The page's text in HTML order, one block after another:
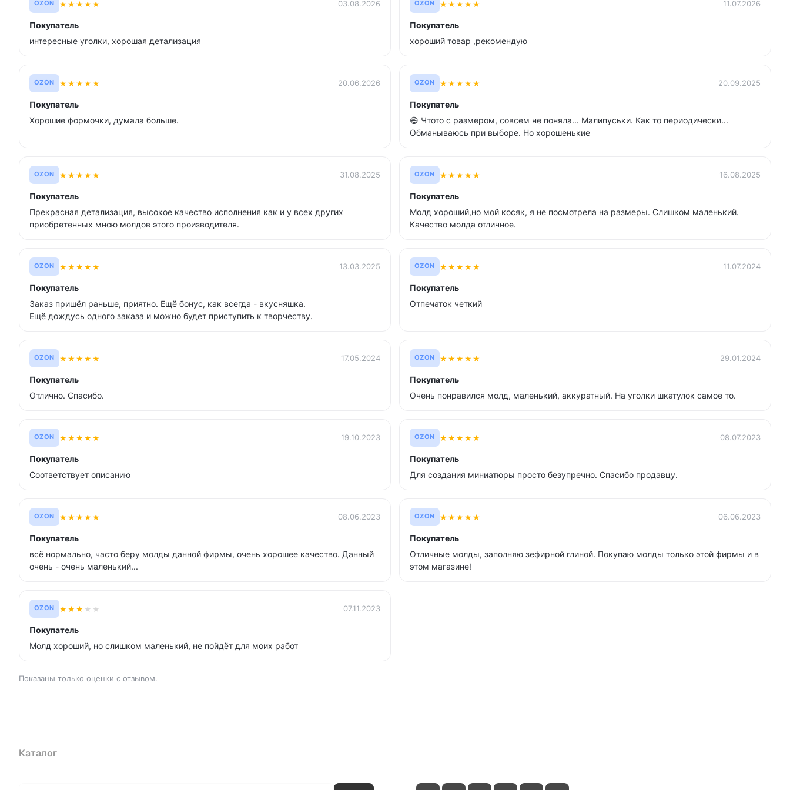
OZON ★★★★★ 03.08.2026
Покупатель
интересные уголки, хорошая детализация
OZON ★★★★★ 11.07.2026
Покупатель
хороший товар ,рекомендую
OZON ★★★★★ 20.06.2026
Покупатель
Хорошие формочки, думала больше.
OZON ★★★★★ 20.09.2025
Покупатель
😄 Чтото с размером, совсем не поняла... Малипуськи. Как то периодически...
Обманываюсь при выборе. Но хорошенькие
OZON ★★★★★ 31.08.2025
Покупатель
Прекрасная детализация, высокое качество исполнения как и у всех других
приобретенных мною молдов этого производителя.
OZON ★★★★★ 16.08.2025
Покупатель
Молд хороший,но мой косяк, я не посмотрела на размеры. Слишком маленький.
Качество молда отличное.
OZON ★★★★★ 13.03.2025
Покупатель
Заказ пришёл раньше, приятно. Ещё бонус, как всегда - вкусняшка.
Ещё дождусь одного заказа и можно будет приступить к творчеству.
OZON ★★★★★ 11.07.2024
Покупатель
Отпечаток четкий
OZON ★★★★★ 17.05.2024
Покупатель
Отлично. Спасибо.
OZON ★★★★★ 29.01.2024
Покупатель
Очень понравился молд, маленький, аккуратный. На уголки шкатулок самое то.
OZON ★★★★★ 19.10.2023
Покупатель
Соответствует описанию
OZON ★★★★★ 08.07.2023
Покупатель
Для создания миниатюры просто безупречно. Спасибо продавцу.
OZON ★★★★★ 08.06.2023
Покупатель
всё нормально, часто беру молды данной фирмы, очень хорошее качество. Данный
очень - очень маленький...
OZON ★★★★★ 06.06.2023
Покупатель
Отличные молды, заполняю зефирной глиной. Покупаю молды только этой фирмы и в
этом магазине!
OZON ★★★ ★ ★ 07.11.2023
Покупатель
Молд хороший, но слишком маленький, не пойдёт для моих работ
Показаны только оценки с отзывом.
Каталог